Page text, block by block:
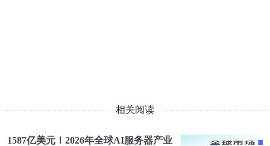
相关阅读
1587亿美元！2026年全球AI服务器产业